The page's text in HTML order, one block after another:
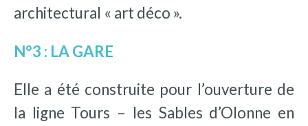
architectural « art déco ».
N°3 : LA GARE
Elle a été construite pour l’ouverture de
la ligne Tours – les Sables d’Olonne en